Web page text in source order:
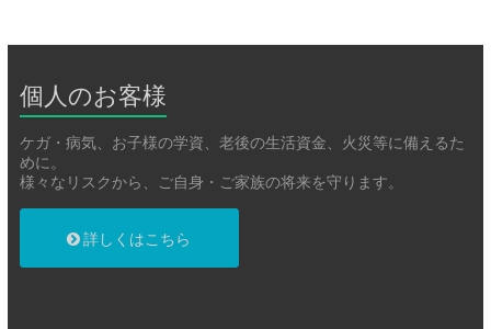
個人のお客様
ケガ・病気、お子様の学資、老後の生活資金、火災等に備えるた
めに。
様々なリスクから、ご自身・ご家族の将来を守ります。
詳しくはこちら